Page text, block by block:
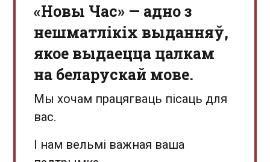
«Новы Час» — адно з
нешматлікіх выданняў,
якое выдаецца цалкам
на беларускай мове.
Мы хочам працягваць пісаць для
вас.
І нам вельмі важная ваша